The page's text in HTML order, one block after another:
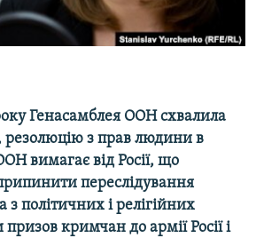
КРИМУ
Генасамблея ООН схвалила
резолюцію з прав людини в
вимагає від Росії, що
переслідування
з політичних і релігійних
кримчан до армії Росії і